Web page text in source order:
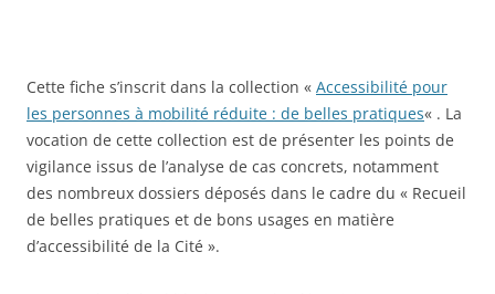
Cette fiche s’inscrit dans la collection « Accessibilité pour
les personnes à mobilité réduite : de belles pratiques« . La
vocation de cette collection est de présenter les points de
vigilance issus de l’analyse de cas concrets, notamment
des nombreux dossiers déposés dans le cadre du « Recueil
de belles pratiques et de bons usages en matière
d’accessibilité de la Cité ».